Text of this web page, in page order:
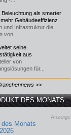
Beleuchtung als smarter
Gebäudeeffizienz
und Infrastruktur die
von...
seine
aus
von
für...
>>
DES MONATS
Anzeige
des Monats